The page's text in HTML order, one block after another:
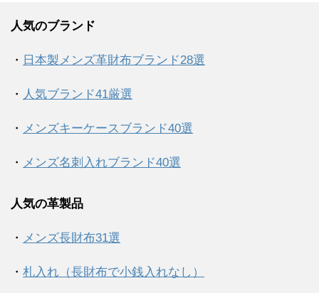
人気のブランド
・ 日本製メンズ革財布ブランド28選
・ 人気ブランド41厳選
・ メンズキーケースブランド40選
・ メンズ名刺入れブランド40選
人気の革製品
・ メンズ長財布31選
・ 札入れ（長財布で小銭入れなし）